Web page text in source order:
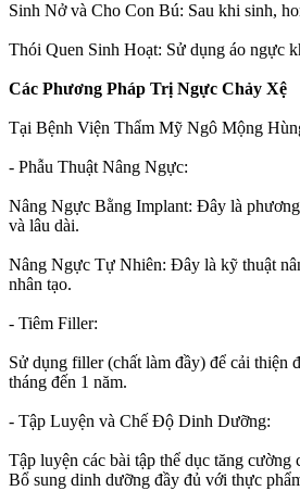
Sinh Nở và Cho Con Bú: Sau khi sinh,
Thói Quen Sinh Hoạt: Sử dụng áo ngực
Các Phương Pháp Trị Ngực Chảy Xệ
Tại Bệnh Viện Thẩm Mỹ Ngô Mộng
- Phẫu Thuật Nâng Ngực:
Nâng Ngực Bằng Implant: Đây là
và lâu dài.
Nâng Ngực Tự Nhiên: Đây là kỹ thuật
nhân tạo.
- Tiêm Filler:
Sử dụng filler (chất làm đầy) để cải thiện
tháng đến 1 năm.
- Tập Luyện và Chế Độ Dinh Dưỡng:
Tập luyện các bài tập thể dục tăng
Bổ sung dinh dưỡng đầy đủ với thực